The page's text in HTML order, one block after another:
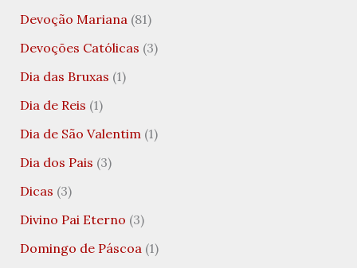
Devoção Mariana(81)
Devoções Católicas (3)
Dia das Bruxas (1)
Dia de Reis (1)
Dia de São Valentim(1)
Dia dos Pais (3)
Dicas (3)
Divino Pai Eterno (3)
Domingo de Páscoa(1)